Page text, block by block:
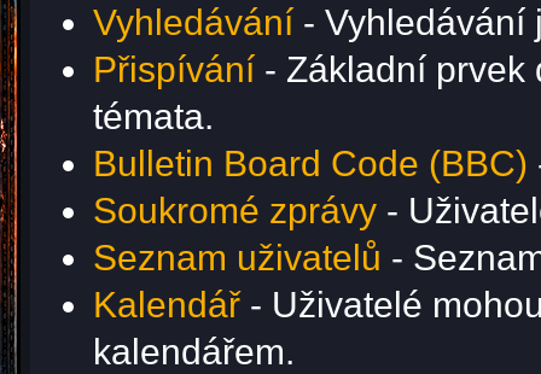
Vyhledávání - Vyhledávání
Přispívání - Základní prvek
témata.
Bulletin Board Code (BBC)
Soukromé zprávy -
Seznam uživatelů -
Kalendář- Uživatelé
kalendářem.